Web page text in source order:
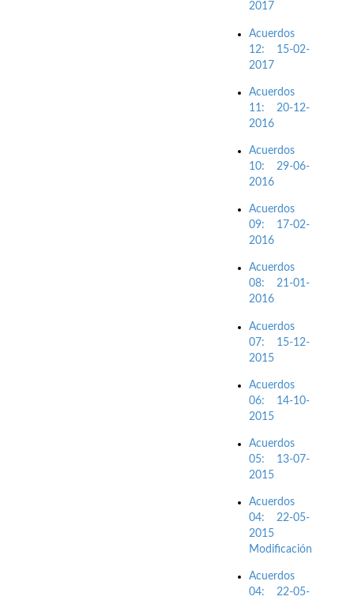
2017
Acuerdos
12: 15-02-
2017
Acuerdos
11: 20-12-
2016
Acuerdos
10: 29-06-
2016
Acuerdos
09: 17-02-
2016
Acuerdos
08: 21-01-
2016
Acuerdos
07: 15-12-
2015
Acuerdos
06: 14-10-
2015
Acuerdos
05: 13-07-
2015
Acuerdos
04: 22-05-
2015
Modificación
Acuerdos
04: 22-05-